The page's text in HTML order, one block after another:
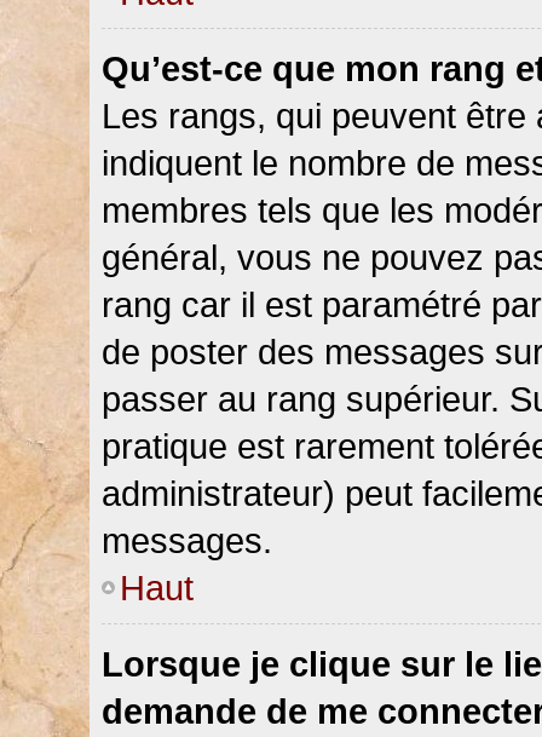
Qu’est-ce que mon rang
Les rangs, qui peuvent être
indiquent le nombre de
membres tels que les
général, vous ne pouvez
rang car il est paramétré
de poster des messages
passer au rang supérieur.
pratique est rarement
administrateur) peut
messages.
Haut
Lorsque je clique sur le
demande de me